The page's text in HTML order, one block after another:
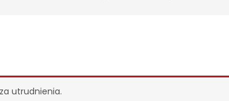
utrudnienia.